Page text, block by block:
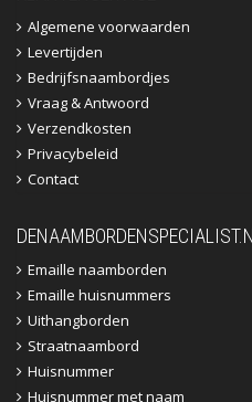
Algemene voorwaarden
Levertijden
Bedrijfsnaambordjes
Vraag & Antwoord
Verzendkosten
Privacybeleid
Contact
Emaille naamborden
Emaille huisnummers
Uithangborden
Straatnaambord
Huisnummer
Huisnummer met naam